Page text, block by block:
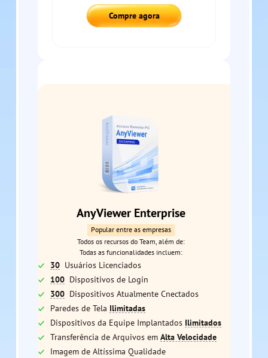
Compre agora
AnyViewer Enterprise
Popular entre as empresas
Todos os recursos do Team, além de:
Todas as funcionalidades incluem:
30 Usuários Licenciados
100 Dispositivos de Login
300 Dispositivos Atualmente Cnectados
Paredes de Tela Ilimitadas
Dispositivos da Equipe Implantados Ilimitados
Transferência de Arquivos em Alta Velocidade
Imagem de Altíssima Qualidade